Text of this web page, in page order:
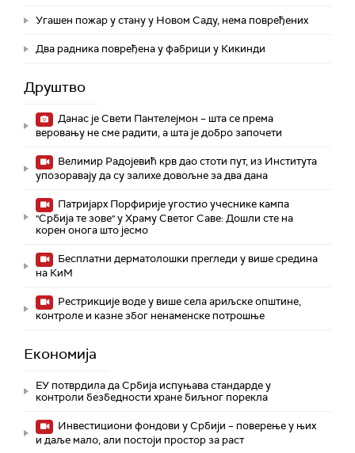
Угашен пожар у стану у Новом Саду, нема повређених
Два радника повређена у фабрици у Кикинди
Друштво
Данас је Свети Пантелејмон – шта се према
веровању не сме радити, а шта је добро започети
Велимир Радојевић крв дао стоти пут, из Института
упозоравају да су залихе довољне за два дана
Патријарх Порфирије угостио учеснике кампа
"Србија те зове" у Храму Светог Саве: Дошли сте на
корен онога што јесмо
Бесплатни дерматолошки прегледи у више средина
на КиМ
Рестрикције воде у више села ариљске општине,
контроле и казне због ненаменске потрошње
Економија
ЕУ потврдила да Србија испуњава стандарде у
контроли безбедности хране биљног порекла
Инвестициони фондови у Србији – поверење у њих
и даље мало, али постоји простор за раст